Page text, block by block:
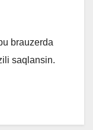
brauzerda
saqlansin.